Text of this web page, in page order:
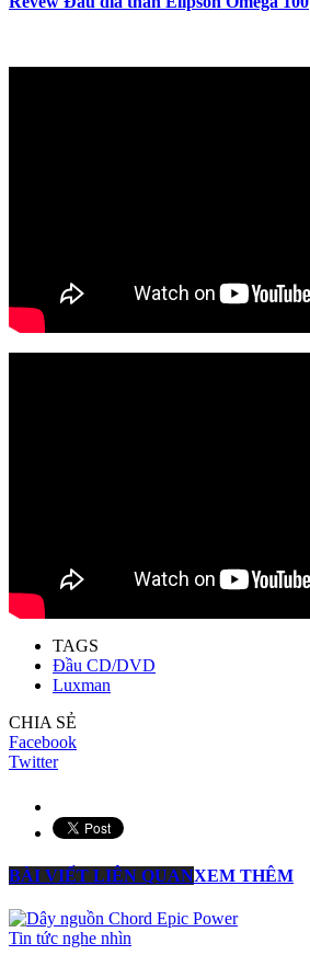
TAGS
Đầu CD/DVD
Luxman
CHIA SẺ
Facebook
Twitter
BÀI VIẾT LIÊN QUANXEM THÊM
Tin tức nghe nhìn